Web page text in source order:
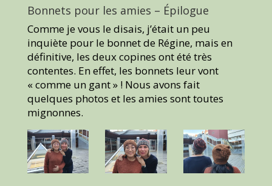
Bonnets pour les amies – Épilogue
Comme je vous le disais, j’était un peu
inquiète pour le bonnet de Régine, mais en
définitive, les deux copines ont été très
contentes. En effet, les bonnets leur vont
« comme un gant » ! Nous avons fait
quelques photos et les amies sont toutes
mignonnes.